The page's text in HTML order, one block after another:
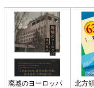
廃墟のヨーロッパ
北方